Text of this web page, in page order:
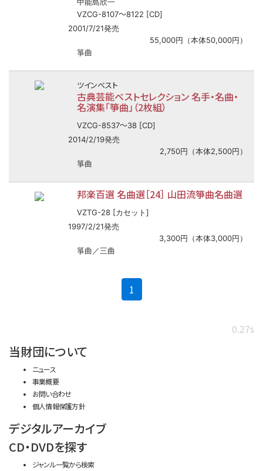
中能島欣一
VZCG-8107〜8122 [CD]
2001/7/21発売
55,000円（本体50,000円）
箏曲
ツインベスト
古典芸能ベストセレクション 名手・名曲・
名演集「箏曲」（2枚組）
VZCG-8537〜38 [CD]
2014/2/19発売
2,750円（本体2,500円）
箏曲
邦楽百選 名曲選［24］ 山田流箏曲名曲選
VZTG-28 [カセット]
1997/2/21発売
3,300円（本体3,000円）
箏曲／三曲
1
0.27s
当財団について
ニュース
事業概要
お問い合わせ
個人情報保護方針
デジタルアーカイブ
CD・DVDを探す
ジャンル一覧から検索